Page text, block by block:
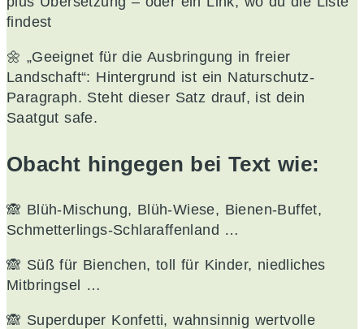
findest
🌼 „Geeignet für die Ausbringung in freier
Landschaft“: Hintergrund ist ein Naturschutz-
Paragraph. Steht dieser Satz drauf, ist dein
Saatgut safe.
Obacht hingegen bei Text wie:
🙈 Blüh-Mischung, Blüh-Wiese, Bienen-Buffet,
Schmetterlings-Schlaraffenland …
🙈 Süß für Bienchen, toll für Kinder, niedliches
Mitbringsel …
🙈 Superduper Konfetti, wahnsinnig wertvolle